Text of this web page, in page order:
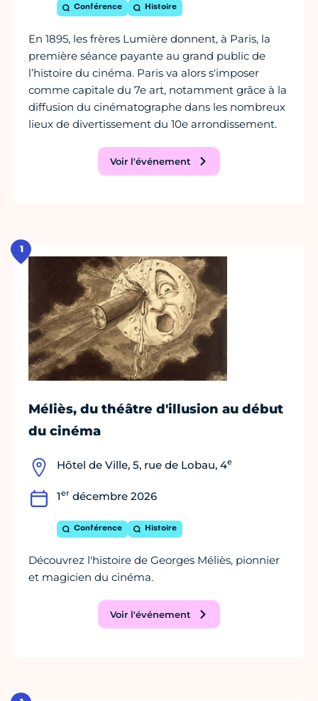
Conférence Histoire
En 1895, les frères Lumière donnent, à Paris, la
première séance payante au grand public de
l’histoire du cinéma. Paris va alors s'imposer
comme capitale du 7e art, notamment grâce à la
diffusion du cinématographe dans les nombreux
lieux de divertissement du 10e arrondissement.
Voir l'événement
1
Méliès, du théâtre d'illusion au début
du cinéma
Hôtel de Ville, 5, rue de Lobau, 4e
1er décembre 2026
Conférence Histoire
Découvrez l'histoire de Georges Méliès, pionnier
et magicien du cinéma.
Voir l'événement